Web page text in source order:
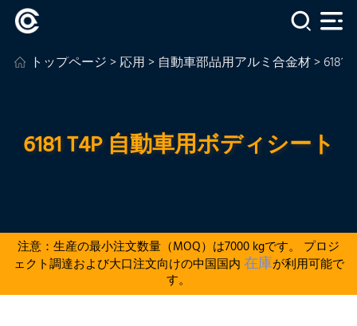
トップページ>応用> 自動車部品用アルミ合金材> 6181
6181 T4P 自動車用ボディシート
注意：生産の最小注文数量（MOQ）は7000 kgです。 プロジ
ェクト調達および大口注文向けの中国国内 在庫が利用可能で
す。